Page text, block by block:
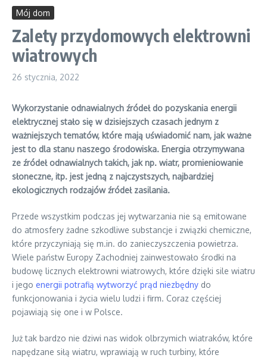
Mój dom
Zalety przydomowych elektrowni
wiatrowych
26 stycznia, 2022
Wykorzystanie odnawialnych źródeł do pozyskania energii
elektrycznej stało się w dzisiejszych czasach jednym z
ważniejszych tematów, które mają uświadomić nam, jak ważne
jest to dla stanu naszego środowiska. Energia otrzymywana
ze źródeł odnawialnych takich, jak np. wiatr, promieniowanie
słoneczne, itp. jest jedną z najczystszych, najbardziej
ekologicznych rodzajów źródeł zasilania.
Przede wszystkim podczas jej wytwarzania nie są emitowane
do atmosfery żadne szkodliwe substancje i związki chemiczne,
które przyczyniają się m.in. do zanieczyszczenia powietrza.
Wiele państw Europy Zachodniej zainwestowało środki na
budowę licznych elektrowni wiatrowych, które dzięki sile wiatru
i jego energii potrafią wytworzyć prąd niezbędny do
funkcjonowania i życia wielu ludzi i firm. Coraz częściej
pojawiają się one i w Polsce.
Już tak bardzo nie dziwi nas widok olbrzymich wiatraków, które
napędzane siłą wiatru, wprawiają w ruch turbiny, które